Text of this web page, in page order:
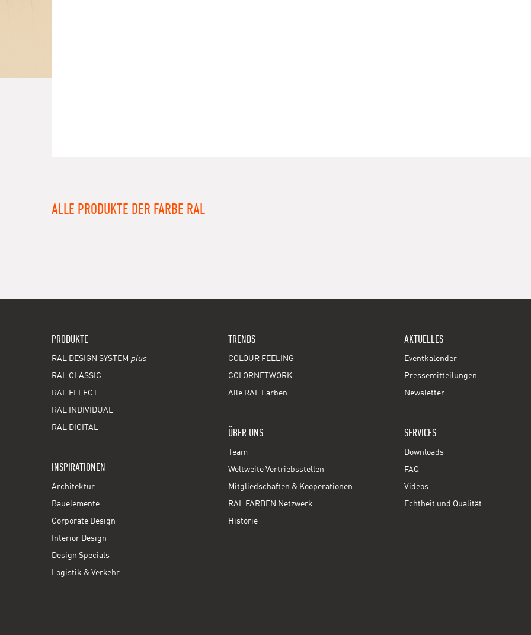
ALLE PRODUKTE DER FARBE RAL
PRODUKTE
RAL DESIGN SYSTEM plus
RAL CLASSIC
RAL EFFECT
RAL INDIVIDUAL
RAL DIGITAL
INSPIRATIONEN
Architektur
Bauelemente
Corporate Design
Interior Design
Design Specials
Logistik & Verkehr
TRENDS
COLOUR FEELING
COLORNETWORK
Alle RAL Farben
ÜBER UNS
Team
Weltweite Vertriebsstellen
Mitgliedschaften & Kooperationen
RAL FARBEN Netzwerk
Historie
AKTUELLES
Eventkalender
Pressemitteilungen
Newsletter
SERVICES
Downloads
FAQ
Videos
Echtheit und Qualität